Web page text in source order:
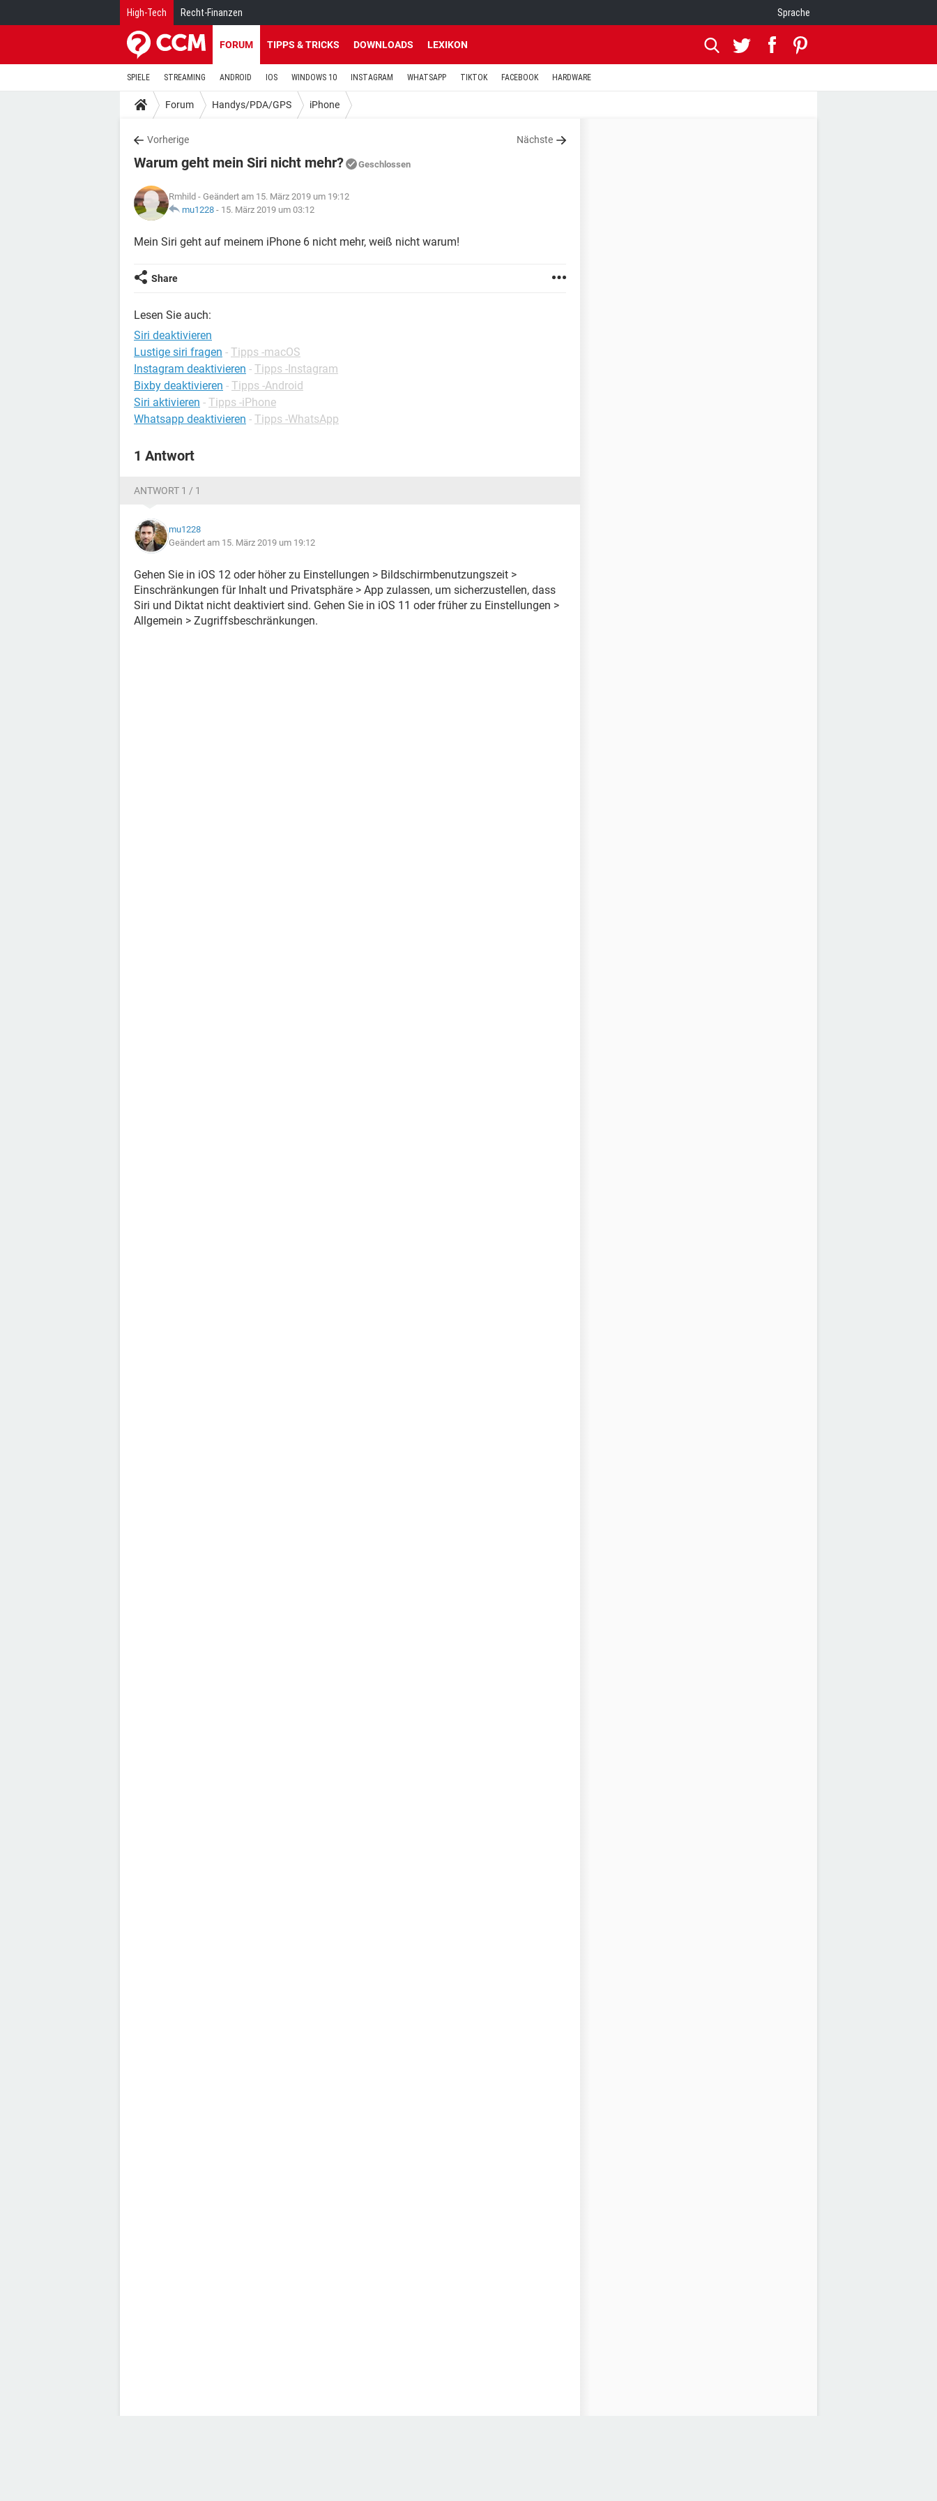
High-Tech Recht-Finanzen Sprache
FORUM TIPPS & TRICKS DOWNLOADS LEXIKON
SPIELE STREAMING ANDROID IOS WINDOWS 10 INSTAGRAM WHATSAPP TIKTOK FACEBOOK HARDWARE
Forum Handys/PDA/GPS iPhone
Vorherige Nächste
Warum geht mein Siri nicht mehr? Geschlossen
Rmhild - Geändert am 15. März 2019 um 19:12
mu1228 - 15. März 2019 um 03:12
Mein Siri geht auf meinem iPhone 6 nicht mehr, weiß nicht warum!
Share
Lesen Sie auch:
Siri deaktivieren
Lustige siri fragen - Tipps -macOS
Instagram deaktivieren - Tipps -Instagram
Bixby deaktivieren - Tipps -Android
Siri aktivieren - Tipps -iPhone
Whatsapp deaktivieren - Tipps -WhatsApp
1 Antwort
ANTWORT 1 / 1
mu1228
Geändert am 15. März 2019 um 19:12
Gehen Sie in iOS 12 oder höher zu Einstellungen > Bildschirmbenutzungszeit >
Einschränkungen für Inhalt und Privatsphäre > App zulassen, um sicherzustellen, dass
Siri und Diktat nicht deaktiviert sind. Gehen Sie in iOS 11 oder früher zu Einstellungen >
Allgemein > Zugriffsbeschränkungen.